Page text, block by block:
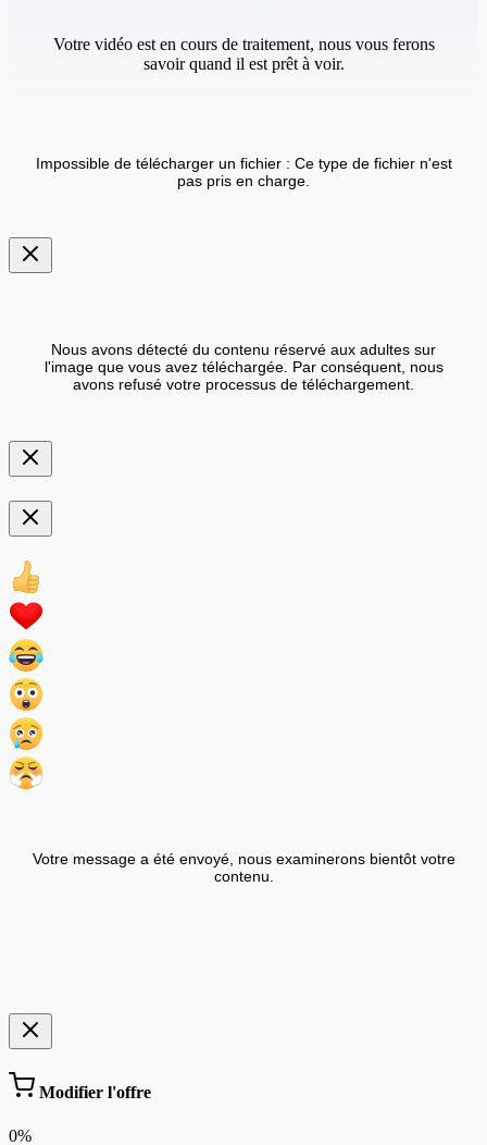
Votre vidéo est en cours de traitement, nous vous ferons
savoir quand il est prêt à voir.
Impossible de télécharger un fichier : Ce type de fichier n'est
pas pris en charge.
Nous avons détecté du contenu réservé aux adultes sur
l'image que vous avez téléchargée. Par conséquent, nous
avons refusé votre processus de téléchargement.
Votre message a été envoyé, nous examinerons bientôt votre
contenu.
Modifier l'offre
0%